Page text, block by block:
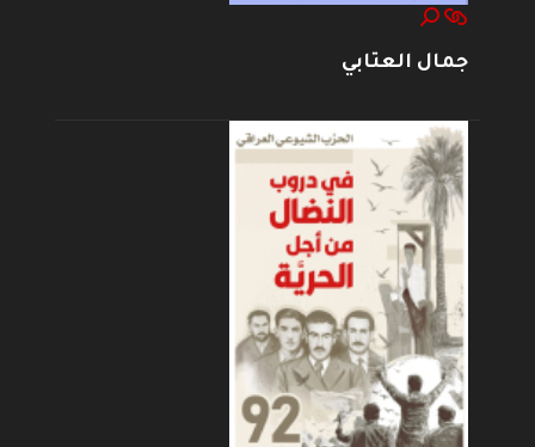
جمال العتابي